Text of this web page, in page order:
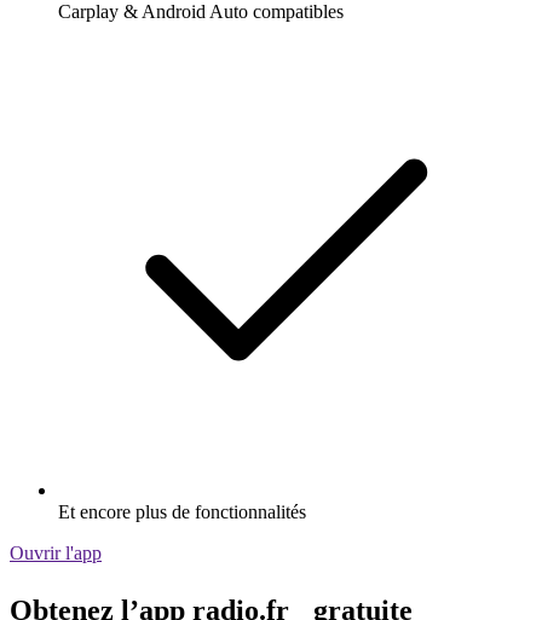
Carplay & Android Auto compatibles
Et encore plus de fonctionnalités
Ouvrir l'app
Obtenez l’app radio.fr gratuite